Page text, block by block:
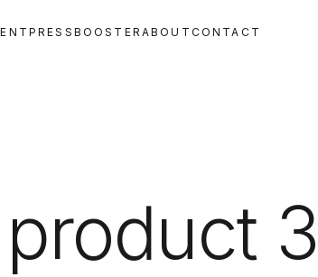
PRESS BOOSTER ABOUT CONTACT
3